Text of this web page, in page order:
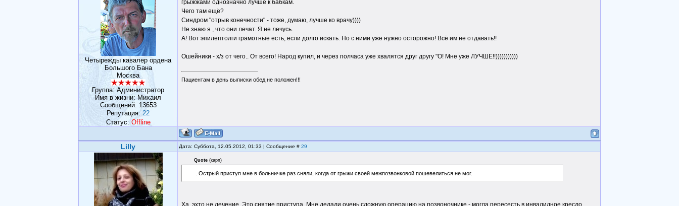
Четырежды кавалер ордена
Большого Бана
Москва
Группа: Администратор
Имя в жизни: Михаил
Сообщений: 13653
Репутация: 22
Статус: Offline
грыжжами однозначно лучше к бабкам.
Чего там ещё?
Синдром "отрыв конечности" - тоже, думаю, лучше ко врачу))))
Не знаю я , что они лечат. Я не лечусь.
А! Вот эпилептолги грамотные есть, если долго искать. Но с ними уже нужно осторожно! Всё им не отдавать!!
Ошейники - х/з от чего.. От всего! Народ купил, и через полчаса уже хвалятся друг другу "О! Мне уже ЛУЧШЕ!!)))))))))))
Пациентам в день выписки обед не положен!!!
Lilly Дата: Суббота, 12.05.2012, 01:33 | Сообщение # 29
Quote (карп)
. Острый приступ мне в больничке раз сняли, когда от грыжи своей межпозвонковой пошевелиться не мог.
Ха, эхто не лечение. Это снятие приступа. Мне делали очень сложную операцию на позвоночнике - могла пересесть в инвалидное кресло